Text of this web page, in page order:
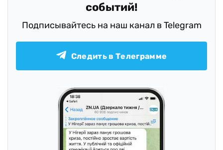
событий!
Подписывайтесь на наш канал в Telegram
Следить в Телеграмме